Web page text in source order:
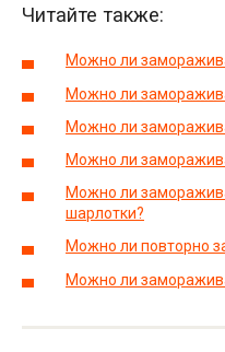
Читайте также:
Можно ли
Можно ли
Можно ли
Можно ли
Можно ли
шарлотки?
Можно ли повторно
Можно ли